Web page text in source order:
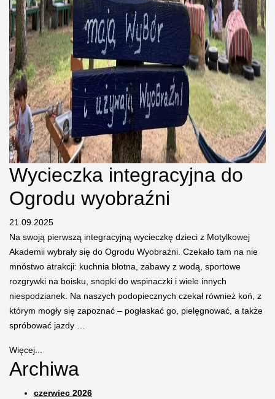
Wycieczka integracyjna do
Ogrodu wyobraźni
21.09.2025
Na swoją pierwszą integracyjną wycieczkę dzieci z Motylkowej
Akademii wybrały się do Ogrodu Wyobraźni. Czekało tam na nie
mnóstwo atrakcji: kuchnia błotna, zabawy z wodą, sportowe
rozgrywki na boisku, snopki do wspinaczki i wiele innych
niespodzianek. Na naszych podopiecznych czekał również koń, z
którym mogły się zapoznać – pogłaskać go, pielęgnować, a także
spróbować jazdy …
Więcej...
Archiwa
czerwiec 2026